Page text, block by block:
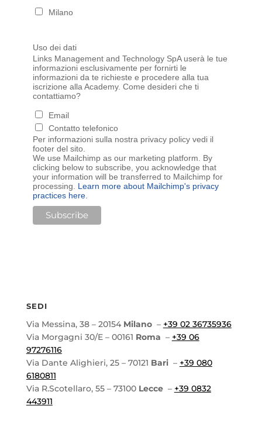
Milano
Uso dei dati
Links Management and Technology SpA userà le tue
informazioni esclusivamente per fornirti le
informazioni da te richieste e procedere alla tua
iscrizione alla Academy. Come desideri che ti
contattiamo?
Email
Contatto telefonico
Per informazioni sulla nostra privacy policy vedi il
footer del sito.
We use Mailchimp as our marketing platform. By
clicking below to subscribe, you acknowledge that
your information will be transferred to Mailchimp for
processing. Learn more about Mailchimp's privacy
practices here.
SEDI
Via Messina, 38 – 20154 Milano – +39 02 36735936
Via Morgagni 30/E – 00161 Roma – +39 06
97276116
Via Dante Alighieri, 25 – 70121 Bari – +39 080
6180811
Via R.Scotellaro, 55 – 73100 Lecce – +39 0832
443911